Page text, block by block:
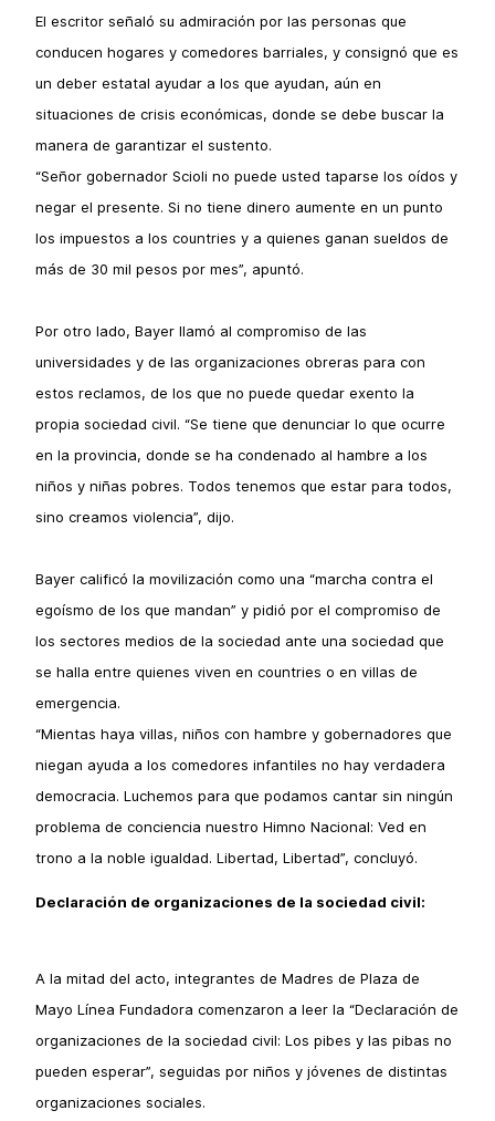
El escritor señaló su admiración por las personas que
conducen hogares y comedores barriales, y consignó que es
un deber estatal ayudar a los que ayudan, aún en
situaciones de crisis económicas, donde se debe buscar la
manera de garantizar el sustento.
“Señor gobernador Scioli no puede usted taparse los oídos y
negar el presente. Si no tiene dinero aumente en un punto
los impuestos a los countries y a quienes ganan sueldos de
más de 30 mil pesos por mes”, apuntó.
Por otro lado, Bayer llamó al compromiso de las
universidades y de las organizaciones obreras para con
estos reclamos, de los que no puede quedar exento la
propia sociedad civil. “Se tiene que denunciar lo que ocurre
en la provincia, donde se ha condenado al hambre a los
niños y niñas pobres. Todos tenemos que estar para todos,
sino creamos violencia”, dijo.
Bayer calificó la movilización como una “marcha contra el
egoísmo de los que mandan” y pidió por el compromiso de
los sectores medios de la sociedad ante una sociedad que
se halla entre quienes viven en countries o en villas de
emergencia.
“Mientas haya villas, niños con hambre y gobernadores que
niegan ayuda a los comedores infantiles no hay verdadera
democracia. Luchemos para que podamos cantar sin ningún
problema de conciencia nuestro Himno Nacional: Ved en
trono a la noble igualdad. Libertad, Libertad”, concluyó.
Declaración de organizaciones de la sociedad civil:
A la mitad del acto, integrantes de Madres de Plaza de
Mayo Línea Fundadora comenzaron a leer la “Declaración de
organizaciones de la sociedad civil: Los pibes y las pibas no
pueden esperar”, seguidas por niños y jóvenes de distintas
organizaciones sociales.